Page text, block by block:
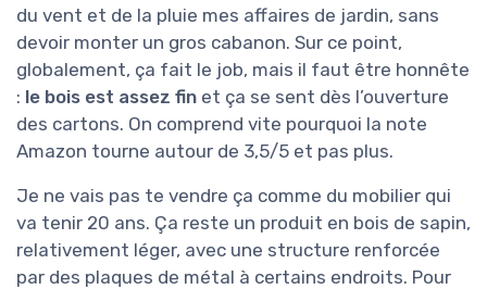
du vent et de la pluie mes affaires de jardin, sans
devoir monter un gros cabanon. Sur ce point,
globalement, ça fait le job, mais il faut être honnête
: le bois est assez fin et ça se sent dès l’ouverture
des cartons. On comprend vite pourquoi la note
Amazon tourne autour de 3,5/5 et pas plus.
Je ne vais pas te vendre ça comme du mobilier qui
va tenir 20 ans. Ça reste un produit en bois de sapin,
relativement léger, avec une structure renforcée
par des plaques de métal à certains endroits. Pour